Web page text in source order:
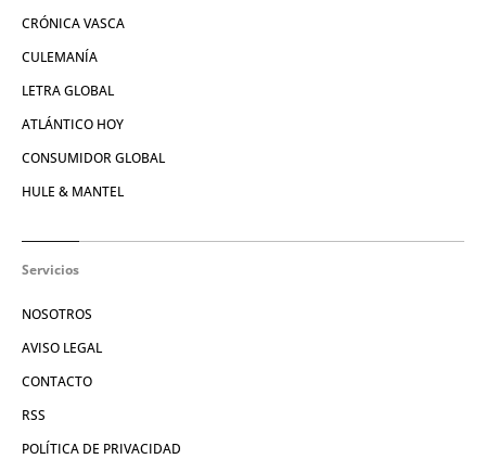
CRÓNICA VASCA
CULEMANÍA
LETRA GLOBAL
ATLÁNTICO HOY
CONSUMIDOR GLOBAL
HULE & MANTEL
Servicios
NOSOTROS
AVISO LEGAL
CONTACTO
RSS
POLÍTICA DE PRIVACIDAD